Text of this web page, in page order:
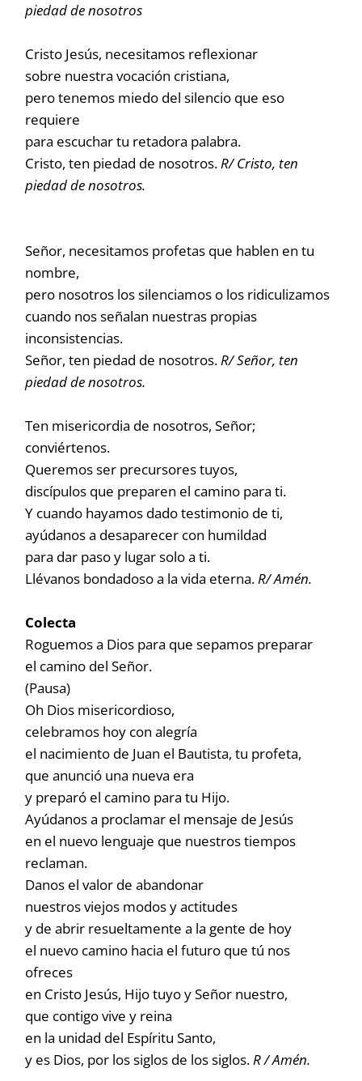
piedad de nosotros
Cristo Jesús, necesitamos reflexionar
sobre nuestra vocación cristiana,
pero tenemos miedo del silencio que eso
requiere
para escuchar tu retadora palabra.
Cristo, ten piedad de nosotros.R/ Cristo, ten
piedad de nosotros.
Señor, necesitamos profetas que hablen en tu
nombre,
pero nosotros los silenciamos o los ridiculizamos
cuando nos señalan nuestras propias
inconsistencias.
Señor, ten piedad de nosotros.R/ Señor, ten
piedad de nosotros.
Ten misericordia de nosotros, Señor;
conviértenos.
Queremos ser precursores tuyos,
discípulos que preparen el camino para ti.
Y cuando hayamos dado testimonio de ti,
ayúdanos a desaparecer con humildad
para dar paso y lugar solo a ti.
Llévanos bondadoso a la vida eterna.R/ Amén.
Colecta
Roguemos a Dios para que sepamos preparar
el camino del Señor.
(Pausa)
Oh Dios misericordioso,
celebramos hoy con alegría
el nacimiento de Juan el Bautista, tu profeta,
que anunció una nueva era
y preparó el camino para tu Hijo.
Ayúdanos a proclamar el mensaje de Jesús
en el nuevo lenguaje que nuestros tiempos
reclaman.
Danos el valor de abandonar
nuestros viejos modos y actitudes
y de abrir resueltamente a la gente de hoy
el nuevo camino hacia el futuro que tú nos
ofreces
en Cristo Jesús, Hijo tuyo y Señor nuestro,
que contigo vive y reina
en la unidad del Espíritu Santo,
y es Dios, por los siglos de los siglos.R / Amén.